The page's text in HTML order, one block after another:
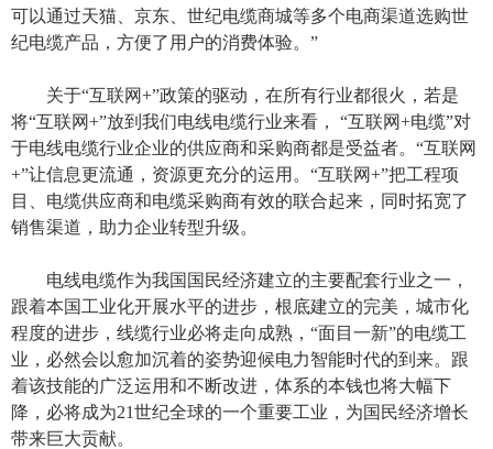
可以通过天猫、京东、世纪电缆商城等多个电商渠道选购世
纪电缆产品，方便了用户的消费体验。”
关于“互联网+”政策的驱动，在所有行业都很火，若是
将“互联网+”放到我们电线电缆行业来看， “互联网+电缆”对
于电线电缆行业企业的供应商和采购商都是受益者。“互联网
+”让信息更流通，资源更充分的运用。“互联网+”把工程项
目、电缆供应商和电缆采购商有效的联合起来，同时拓宽了
销售渠道，助力企业转型升级。
电线电缆作为我国国民经济建立的主要配套行业之一，
跟着本国工业化开展水平的进步，根底建立的完美，城市化
程度的进步，线缆行业必将走向成熟，“面目一新”的电缆工
业，必然会以愈加沉着的姿势迎候电力智能时代的到来。跟
着该技能的广泛运用和不断改进，体系的本钱也将大幅下
降，必将成为21世纪全球的一个重要工业，为国民经济增长
带来巨大贡献。